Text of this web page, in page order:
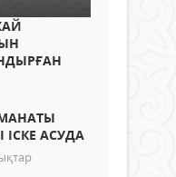
АСУДА